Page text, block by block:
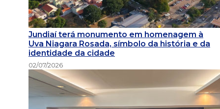
Jundiaí terá monumento em homenagem à
Uva Niagara Rosada, símbolo da história e da
identidade da cidade
02/07/2026